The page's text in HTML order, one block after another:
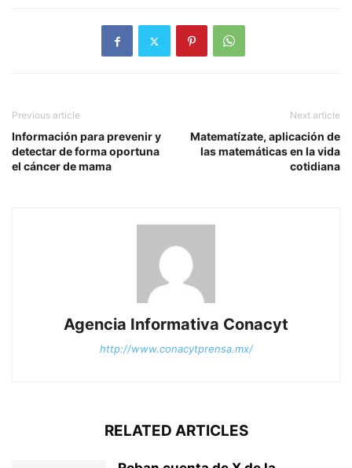
Previous article
Información para prevenir y
detectar de forma oportuna
el cáncer de mama
Next article
Matematízate, aplicación de
las matemáticas en la vida
cotidiana
Agencia Informativa Conacyt
http://www.conacytprensa.mx/
RELATED ARTICLES